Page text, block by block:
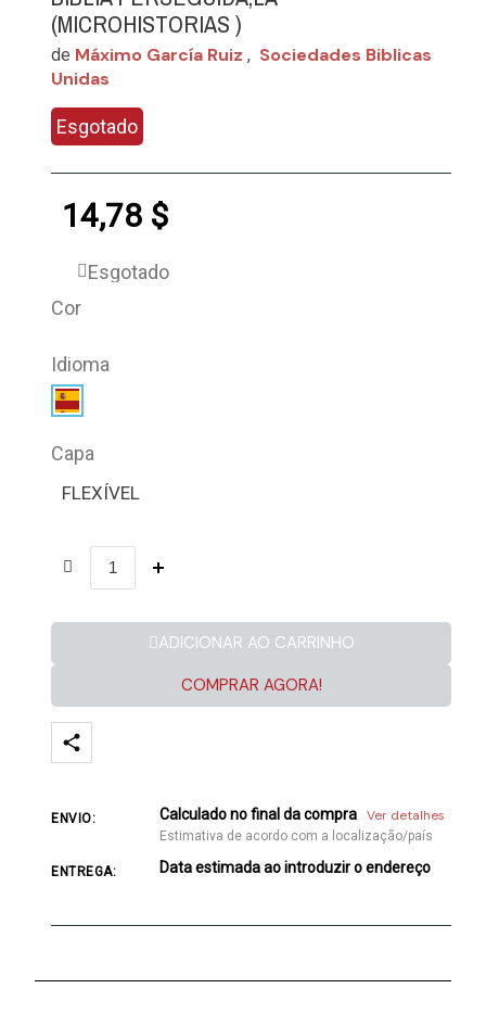
(MICROHISTORIAS )
de Máximo García Ruiz , Sociedades Biblicas
Unidas
Esgotado
14,78 $
Esgotado
Cor
Idioma
Capa
FLEXÍVEL
ADICIONAR AO CARRINHO
COMPRAR AGORA!
ENVIO: Calculado no final da compra Ver detalhes
Estimativa de acordo com a localização/país
ENTREGA: Data estimada ao introduzir o endereço